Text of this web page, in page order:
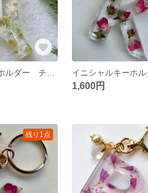
1,600円
残り1点